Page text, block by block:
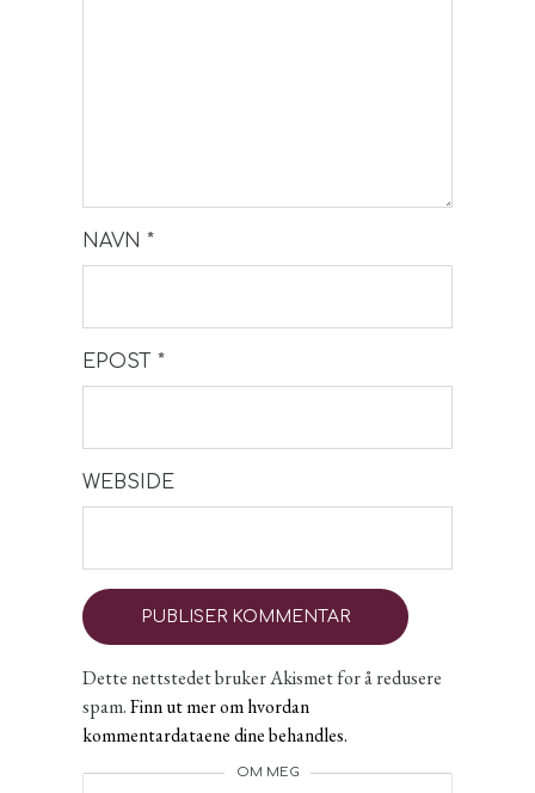
NAVN *
EPOST *
WEBSIDE
Dette nettstedet bruker Akismet for å redusere
spam.Finn ut mer om hvordan
kommentardataene dine behandles.
OM MEG